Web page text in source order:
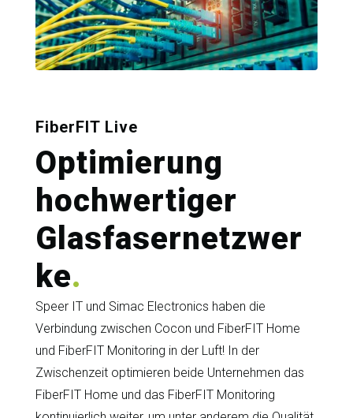
FiberFIT Live
Optimierung
hochwertiger
Glasfasernetzwer
ke.
Speer IT und Simac Electronics haben die
Verbindung zwischen Cocon und FiberFIT Home
und FiberFIT Monitoring in der Luft! In der
Zwischenzeit optimieren beide Unternehmen das
FiberFIT Home und das FiberFIT Monitoring